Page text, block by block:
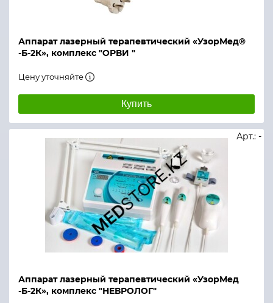
Аппарат лазерный терапевтический «УзорМед®
-Б-2К», комплекс "ОРВИ "
Цену уточняйте
Купить
Аппарат лазерный терапевтический «УзорМед
-Б-2К», комплекс "НЕВРОЛОГ"
Арт.: -